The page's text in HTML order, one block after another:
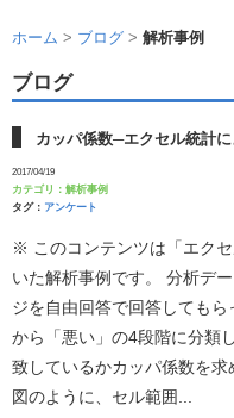
ホーム > ブログ > 解析事例
ブログ
カッパ係数─エクセル統計
2017/04/19
カテゴリ： 解析事例
タグ： アンケート
※ このコンテンツは「エク
いた解析事例です。 分析デ
ジを自由回答で回答してもら
から「悪い」の4段階に分類
致しているかカッパ係数を
図のように、セル範囲...